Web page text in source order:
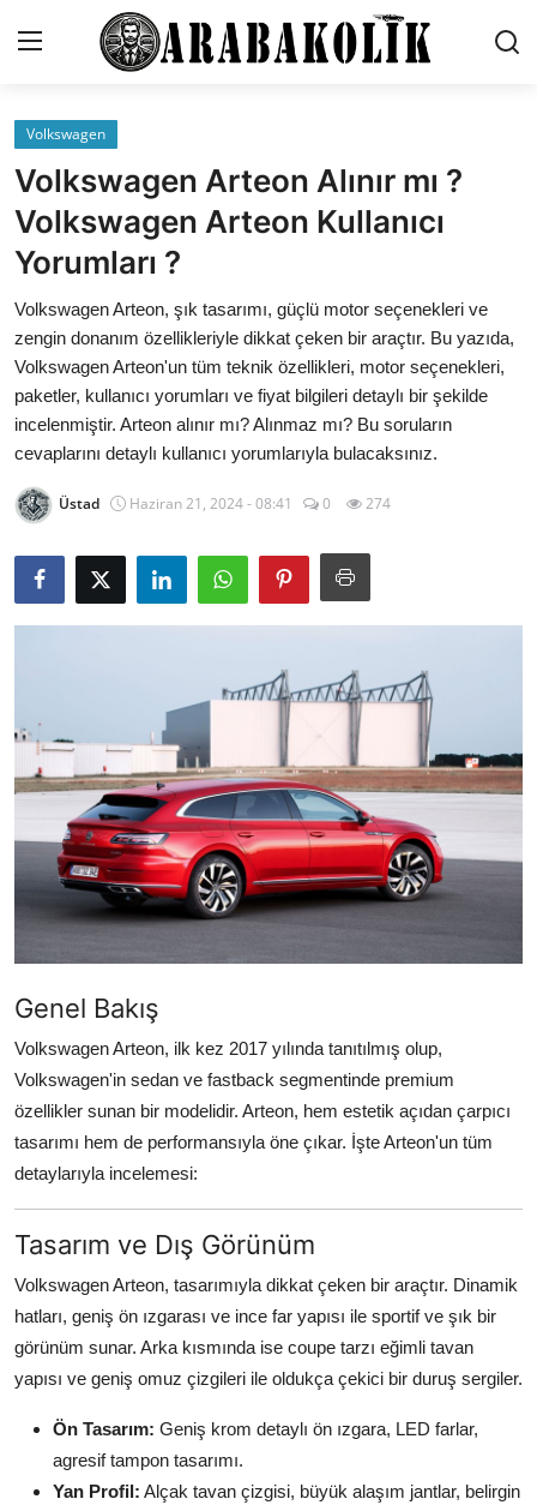
İletişim
Genel
Karşılaştırmalar
Testler
Markalar
Öneriler
Motosiklet
Paketler
Yağlar
Oto Bilgi
Volkswagen
Volkswagen Arteon Alınır mı ?
Volkswagen Arteon Kullanıcı
Yorumları ?
Volkswagen Arteon, şık tasarımı, güçlü motor seçenekleri ve
zengin donanım özellikleriyle dikkat çeken bir araçtır. Bu yazıda,
Volkswagen Arteon'un tüm teknik özellikleri, motor seçenekleri,
paketler, kullanıcı yorumları ve fiyat bilgileri detaylı bir şekilde
incelenmiştir. Arteon alınır mı? Alınmaz mı? Bu soruların
cevaplarını detaylı kullanıcı yorumlarıyla bulacaksınız.
Üstad Haziran 21, 2024 - 08:41 0 274
Genel Bakış
Volkswagen Arteon, ilk kez 2017 yılında tanıtılmış olup,
Volkswagen'in sedan ve fastback segmentinde premium
özellikler sunan bir modelidir. Arteon, hem estetik açıdan çarpıcı
tasarımı hem de performansıyla öne çıkar. İşte Arteon'un tüm
detaylarıyla incelemesi:
Tasarım ve Dış Görünüm
Volkswagen Arteon, tasarımıyla dikkat çeken bir araçtır. Dinamik
hatları, geniş ön ızgarası ve ince far yapısı ile sportif ve şık bir
görünüm sunar. Arka kısmında ise coupe tarzı eğimli tavan
yapısı ve geniş omuz çizgileri ile oldukça çekici bir duruş sergiler.
Ön Tasarım: Geniş krom detaylı ön ızgara, LED farlar,
agresif tampon tasarımı.
Yan Profil: Alçak tavan çizgisi, büyük alaşım jantlar, belirgin